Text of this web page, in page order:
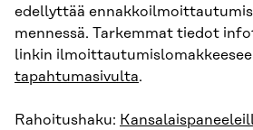
edellyttää
mennessä. Tarkemmat tiedot
linkin
tapahtumasivulta.
Rahoitushaku: